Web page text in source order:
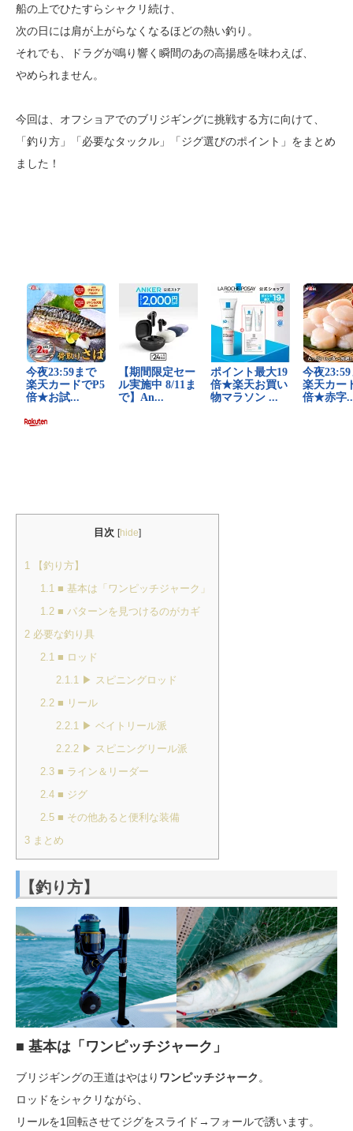
船の上でひたすらシャクリ続け、
次の日には肩が上がらなくなるほどの熱い釣り。
それでも、ドラグが鳴り響く瞬間のあの高揚感を味わえば、
やめられません。
今回は、オフショアでのブリジギングに挑戦する方に向けて、
「釣り方」「必要なタックル」「ジグ選びのポイント」をまとめ
ました！
目次 [hide]
1
【釣り方】
1.1 ■ 基本は「ワンピッチジャーク」
1.2■ パターンを見つけるのがカギ
2 必要な釣り具
2.1 ■ ロッド
2.1.1
▶ スピニングロッド
2.2■ リール
2.2.1
▶ ベイトリール派
2.2.2▶ スピニングリール派
2.3■ ライン＆リーダー
2.4■ ジグ
2.5■ その他あると便利な装備
3 まとめ
【釣り方】
■ 基本は「ワンピッチジャーク」
ブリジギングの王道はやはり ワンピッチジャーク 。
ロッドをシャクリながら、
リールを1回転させてジグをスライド→フォールで誘います。